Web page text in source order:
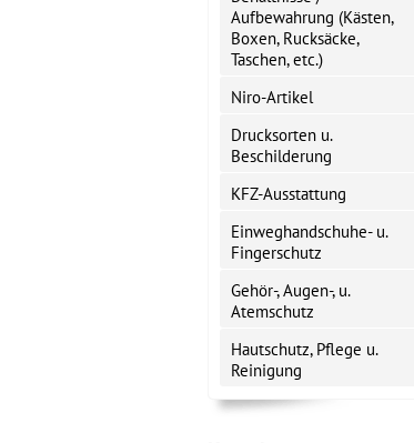
Aufbewahrung (Kästen,
Boxen, Rucksäcke,
Taschen, etc.)
Niro-Artikel
Drucksorten u.
Beschilderung
KFZ-Ausstattung
Einweghandschuhe- u.
Fingerschutz
Gehör-, Augen-, u.
Atemschutz
Hautschutz, Pflege u.
Reinigung